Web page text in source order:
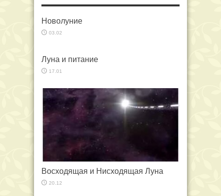
Новолуние
03.02
Луна и питание
17.01
Восходящая и Нисходящая Луна
20.12